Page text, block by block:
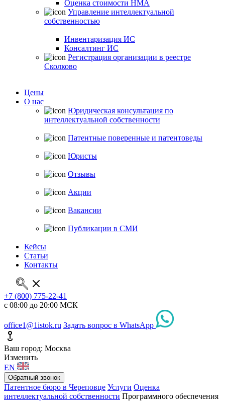
Оценка стоимости НМА
Управление интеллектуальной
собственностью
Инвентаризация ИС
Консалтинг ИС
Регистрация организации в реестре
Сколково
Цены
О нас
Юридическая консультация по
интеллектуальной собственности
Патентные поверенные и патентоведы
Юристы
Отзывы
Акции
Вакансии
Публикации в СМИ
Кейсы
Статьи
Контакты
+7 (800) 775-22-41
с 08:00 до 20:00 МСК
office1@1istok.ru Задать вопрос в WhatsApp
Ваш город: Москва
Изменить
EN
Обратный звонок
Патентное бюро в Череповце Услуги Оценка
интеллектуальной собственности Программного обеспечения